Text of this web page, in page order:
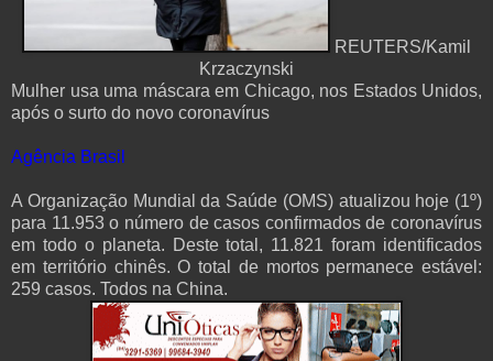
REUTERS/Kamil
Krzaczynski
Mulher usa uma máscara em Chicago, nos Estados Unidos,
após o surto do novo coronavírus
Agência Brasil
A Organização Mundial da Saúde (OMS) atualizou hoje (1º)
para 11.953 o número de casos confirmados de coronavírus
em todo o planeta. Deste total, 11.821 foram identificados
em território chinês. O total de mortos permanece estável:
259 casos. Todos na China.